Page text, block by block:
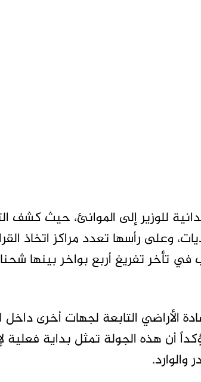
للوزير إلى الموانئ، حيث كشف
وعلى رأسها تعدد مراكز اتخاذ
في تأخر تفريغ أربع بواخر بينها
الأراضي التابعة لجهات أخرى داخل
أن هذه الجولة تمثل بداية فعلية